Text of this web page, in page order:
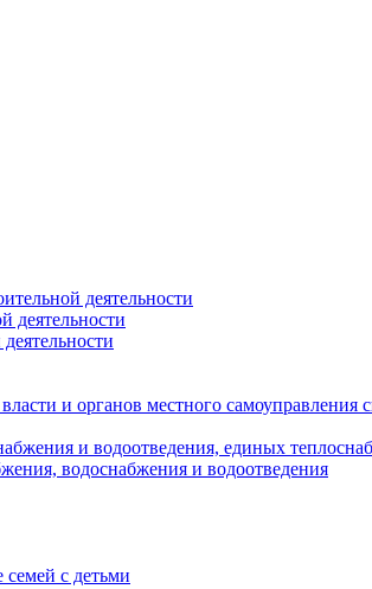
деятельности
деятельности
и органов местного
и водоотведения, единых
водоснабжения и водоотведения
с детьми